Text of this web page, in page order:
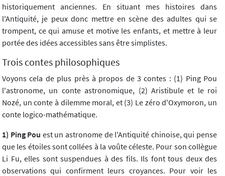
historiquement anciennes. En situant mes histoires dans
l'Antiquité, je peux donc mettre en scène des adultes qui se
trompent, ce qui amuse et motive les enfants, et mettre à leur
portée des idées accessibles sans être simplistes.
Trois contes philosophiques
Voyons cela de plus près à propos de 3 contes : (1) Ping Pou
l'astronome, un conte astronomique, (2) Aristibule et le roi
Nozé, un conte à dilemme moral, et (3) Le zéro d'Oxymoron, un
conte logico-mathématique.
1) Ping Pou est un astronome de l'Antiquité chinoise, qui pense
que les étoiles sont collées à la voûte céleste. Pour son collègue
Li Fu, elles sont suspendues à des fils. Ils font tous deux des
observations qui confirment leurs croyances. Pour voir les